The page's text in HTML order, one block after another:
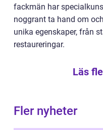
fackmän har
noggrant ta hand om
unika egenskaper, från
restaureringar.
Läs
Fler nyheter